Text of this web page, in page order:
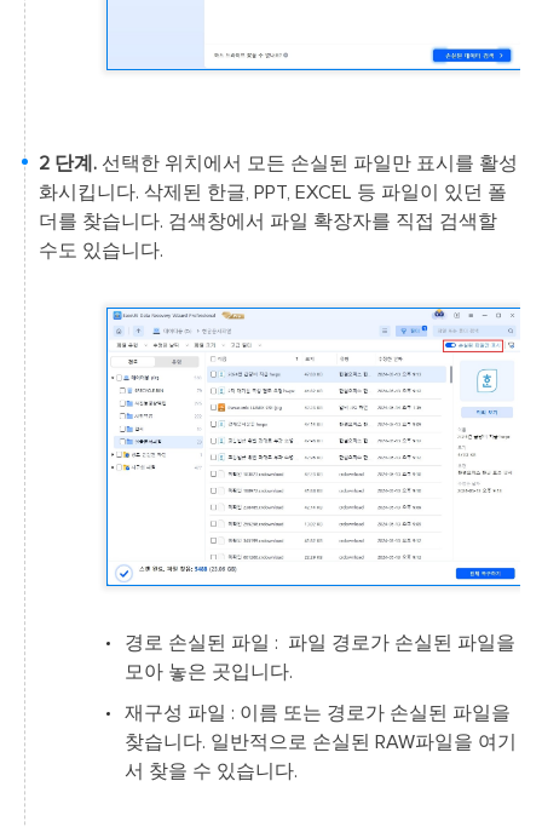
2 단계.선택한 위치에서 모든 손실된 파일만 표시를 활성
화시킵니다. 삭제된 한글, PPT, EXCEL 등 파일이 있던 폴
더를 찾습니다. 검색창에서 파일 확장자를 직접 검색할
수도 있습니다.
경로 손실된 파일 : 파일 경로가 손실된 파일을
모아 놓은 곳입니다.
재구성 파일 : 이름 또는 경로가 손실된 파일을
찾습니다. 일반적으로 손실된 RAW파일을 여기
서 찾을 수 있습니다.